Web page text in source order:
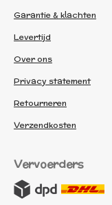
Garantie & klachten
Levertijd
Over ons
Privacy statement
Retourneren
Verzendkosten
Vervoerders